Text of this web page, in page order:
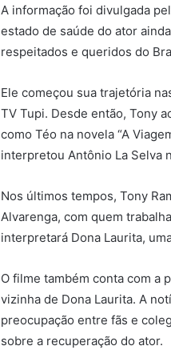
A informação foi divulgada
estado de saúde do ator
respeitados e queridos do
Ele começou sua trajetória
TV Tupi. Desde então, Tony
como Téo na novela “A
interpretou Antônio La Selva
Nos últimos tempos, Tony
Alvarenga, com quem
interpretará Dona Laurita,
O filme também conta com a
vizinha de Dona Laurita. A
preocupação entre fãs e
sobre a recuperação do ator.